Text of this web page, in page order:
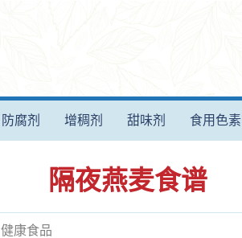
防腐剂 增稠剂 甜味剂 食用色素
隔夜燕麦食谱
健康食品